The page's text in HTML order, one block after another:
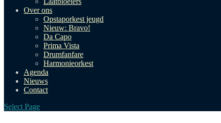
Over ons
Opstaporkest jeugd
Nieuw: Bravo!
Da Capo
Prima Vista
Drumfanfare
Harmonieorkest
Agenda
Nieuws
Contact
Select Page